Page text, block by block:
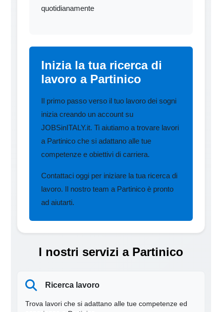
quotidianamente
Inizia la tua ricerca di
lavoro a Partinico
Il primo passo verso il tuo lavoro dei sogni
inizia creando un account su
JOBSinITALY.it. Ti aiutiamo a trovare lavori
a Partinico che si adattano alle tue
competenze e obiettivi di carriera.
Contattaci oggi per iniziare la tua ricerca di
lavoro. Il nostro team a Partinico è pronto
ad aiutarti.
I nostri servizi a Partinico
Ricerca lavoro
Trova lavori che si adattano alle tue competenze ed